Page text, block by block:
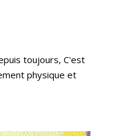
toujours, C'est
physique et